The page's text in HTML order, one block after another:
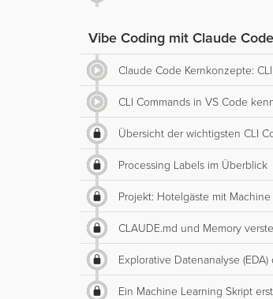
Vibe Coding mit Claude
Claude Code Kernkonzepte:
CLI Commands in VS Code
Übersicht der wichtigsten CLI
Processing Labels im Überblick
Projekt: Hotelgäste mit
CLAUDE.md und Memory
Explorative Datenanalyse
Ein Machine Learning Skript